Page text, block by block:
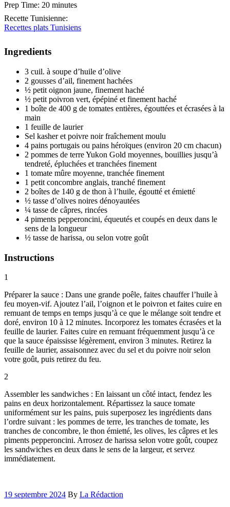
Prep Time: 20 minutes
Recette Tunisienne:
Recettes plats Tunisiens
Ingredients
3 cuil. à soupe d’huile d’olive
2 gousses d’ail, finement hachées
½ petit oignon jaune, finement haché
½ petit poivron vert, épépiné et finement haché
1 boîte de 400 g de tomates entières, égouttées et écrasées à la
main
1 feuille de laurier
Sel kasher et poivre noir fraîchement moulu
4 pains portugais ou pains héroïques (environ 20 cm chacun)
2 pommes de terre Yukon Gold moyennes, bouillies jusqu’à
tendreté, épluchées et tranchées finement
1 tomate mûre moyenne, tranchée finement
1 petit concombre anglais, tranché finement
2 boîtes de 140 g de thon à l’huile, égoutté et émietté
½ tasse d’olives noires dénoyautées
¼ tasse de câpres, rincées
4 piments pepperoncini, équeutés et coupés en deux dans le
sens de la longueur
½ tasse de harissa, ou selon votre goût
Instructions
1
Préparer la sauce : Dans une grande poêle, faites chauffer l’huile à
feu moyen-vif. Ajoutez l’ail, l’oignon et le poivron et faites cuire en
remuant de temps en temps jusqu’à ce que le mélange soit tendre et
doré, environ 10 à 12 minutes. Incorporez les tomates écrasées et la
feuille de laurier. Faites cuire en remuant fréquemment jusqu’à ce
que la sauce épaississe légèrement, environ 3 minutes. Retirez la
feuille de laurier, assaisonnez avec du sel et du poivre noir selon
votre goût, puis retirez du feu.
2
Assembler les sandwiches : En laissant un côté intact, fendez les
pains en deux horizontalement. Répartissez la sauce tomate
uniformément sur les pains, puis superposez les ingrédients dans
l’ordre suivant : les pommes de terre, les tranches de tomate, les
tranches de concombre, le thon émietté, les olives, les câpres et les
piments pepperoncini. Arrosez de harissa selon votre goût, coupez
les sandwiches en deux dans le sens de la largeur, et servez
immédiatement.
19 septembre 2024 By La Rédaction